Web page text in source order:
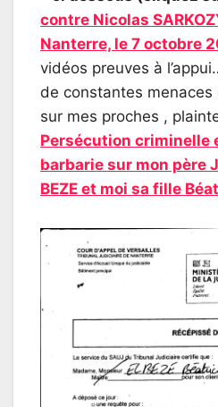
contre Nicolas
Nanterre, le 7 octobre
vidéos preuves à
de constantes
sur mes proches ,
Persécution criminelle
barbarie sur mon père
BEZE et moi sa fille